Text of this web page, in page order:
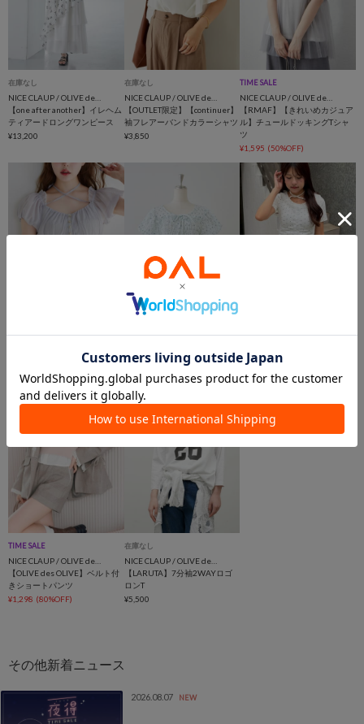
在庫なし
【one after another】イレヘム
ティアードロングワンピース
¥13,200
在庫なし
NICE CLAUP / OLIVE des OLIVE OUTLET
【OUTLET限定】【continuer】
袖フレアーバンドカラーシャツ
¥3,850
TIME SALE
【RMAF】【きれいめカジュア
ル】チュールドッキングTシャ
ツ
¥1,595 (50%OFF)
ルクロスリボンニット
TIME SALE
BRANCH】シャーリングペプ
ラムブラウス
¥2,359 (44%OFF)
レコT
¥2,117
TIME SALE
【OLIVE des OLIVE】ベルト付
きショートパンツ
¥1,298 (80%OFF)
在庫なし
NICE CLAUP / OLIVE des OLIVE OUTLET
【LARUTA】7分袖2WAYロゴ
ロンT
¥5,500
2026.08.07 NEW